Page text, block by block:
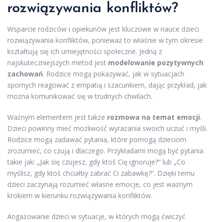
rozwiązywania konfliktów?
Wsparcie rodziców i opiekunów jest kluczowe w nauce dzieci
rozwiązywania konfliktów, ponieważ to właśnie w tym okresie
kształtują się ich umiejętności społeczne. Jedną z
najskuteczniejszych metod jest modelowanie pozytywnych
zachowań. Rodzice mogą pokazywać, jak w sytuacjach
spornych reagować z empatią i szacunkiem, dając przykład, jak
można komunikować się w trudnych chwilach.
Ważnym elementem jest także rozmowa na temat emocji.
Dzieci powinny mieć możliwość wyrażania swoich uczuć i myśli.
Rodzice mogą zadawać pytania, które pomogą dzieciom
zrozumieć, co czują i dlaczego. Przykładami mogą być pytania
takie jak: „Jak się czujesz, gdy ktoś Cię ignoruje?” lub „Co
myślisz, gdy ktoś chciałby zabrać Ci zabawkę?”. Dzięki temu
dzieci zaczynają rozumieć własne emocje, co jest ważnym
krokiem w kierunku rozwiązywania konfliktów.
Angażowanie dzieci w sytuacje, w których mogą ćwiczyć